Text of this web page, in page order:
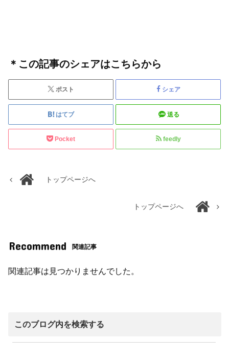
＊この記事のシェアはこちらから
ポスト シェア
はてブ 送る
Pocket feedly
トップページへ
トップページへ
Recommend 関連記事
関連記事は見つかりませんでした。
このブログ内を検索する